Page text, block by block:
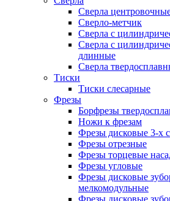
Сверла
Сверло-метчик
Сверла с
Сверла с
длинные
Сверла
Тиски
Тиски слесарные
Фрезы
Борфрезы
Ножи к фрезам
Фрезы дисковые 3-х
Фрезы отрезные
Фрезы торцевые
Фрезы угловые
Фрезы дисковые
мелкомодульные
Фрезы дисковые